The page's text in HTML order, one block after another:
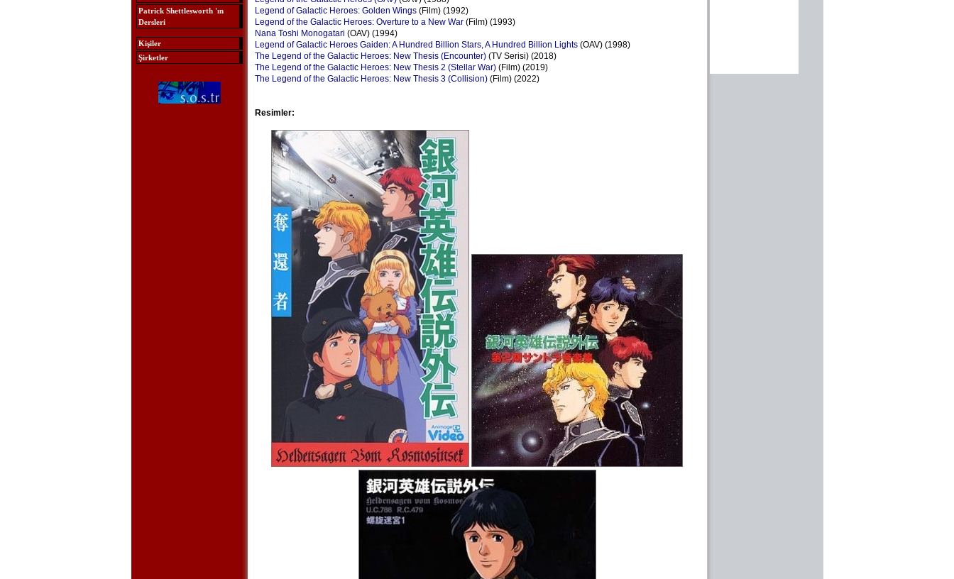
Patrick Shettlesworth 'ın
Dersleri
Kişiler
Şirketler
Legend of Galactic Heroes: Golden Wings(Film) (1992)
Legend of the Galactic Heroes: Overture to a New War(Film) (1993)
Nana Toshi Monogatari (OAV) (1994)
Legend of Galactic Heroes Gaiden: A Hundred Billion Stars, A Hundred Billion Lights(OAV) (1998)
The Legend of the Galactic Heroes: New Thesis (Encounter)(TV Serisi) (2018)
The Legend of the Galactic Heroes: New Thesis 2 (Stellar War)(Film) (2019)
The Legend of the Galactic Heroes: New Thesis 3 (Collision)(Film) (2022)
Resimler: